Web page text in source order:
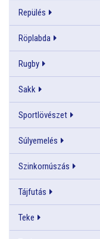
Repülés
Röplabda
Rugby
Sakk
Sportlövészet
Súlyemelés
Szinkornúszás
Tájfutás
Teke